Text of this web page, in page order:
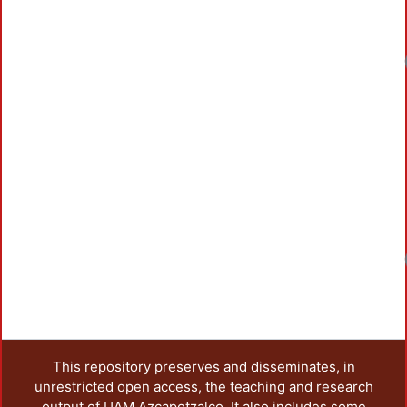
This repository preserves and disseminates, in
unrestricted open access, the teaching and research